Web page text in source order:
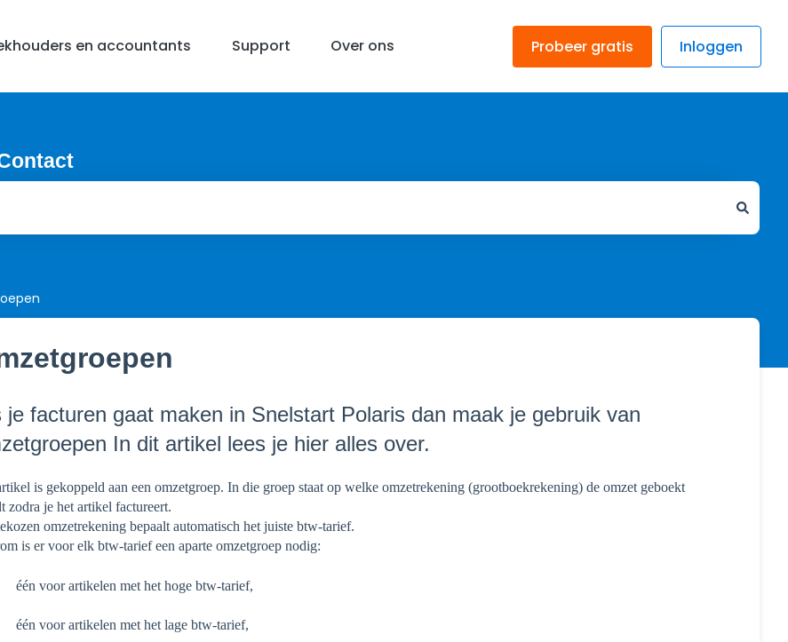
Probeer gratis Inloggen
en accountants Support Over ons
je facturen gaat maken in Snelstart Polaris dan maak je gebruik van
In dit artikel lees je hier alles over.
is gekoppeld aan een omzetgroep. In die groep staat op welke omzetrekening (grootboekrekening) de omzet geboekt
zodra je het artikel factureert.
omzetrekening bepaalt automatisch het juiste btw-tarief.
is er voor elk btw-tarief een aparte omzetgroep nodig:
één voor artikelen met het hoge btw-tarief,
één voor artikelen met het lage btw-tarief,